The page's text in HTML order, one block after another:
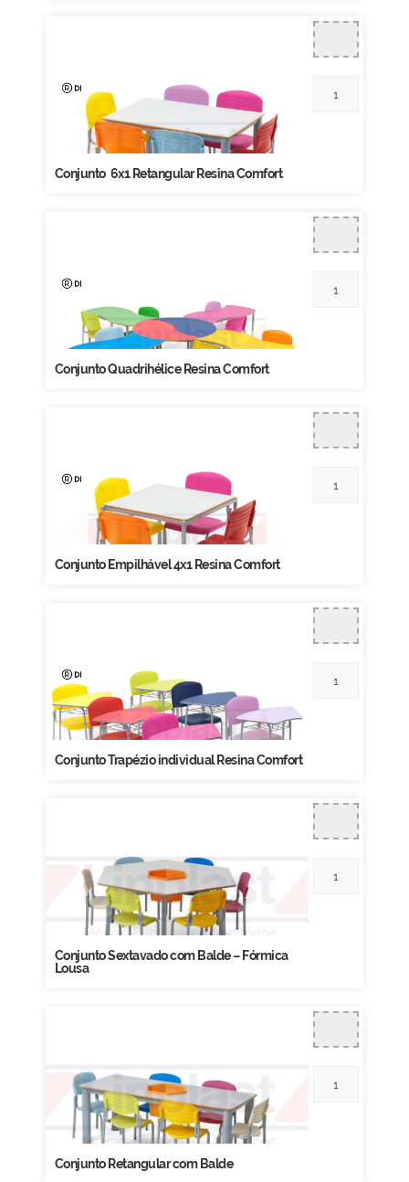
Conjunto 6x1 Retangular Resina Comfort
Conjunto Quadrihélice Resina Comfort
Conjunto Empilhável 4x1 Resina Comfort
Conjunto Trapézio individual Resina Comfort
Conjunto Sextavado com Balde – Fórmica
Lousa
Conjunto Retangular com Balde